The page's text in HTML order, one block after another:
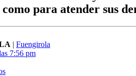
para atender sus
| Fuengirola
7:56 pm